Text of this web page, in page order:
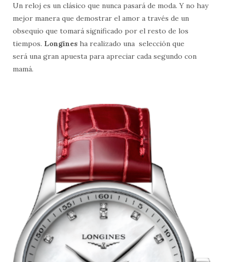
Un reloj es un clásico que nunca pasará de moda. Y no hay
mejor manera que demostrar el amor a través de un
obsequio que tomará significado por el resto de los
tiempos. Longines ha realizado una selección que
será una gran apuesta para apreciar cada segundo con
mamá.